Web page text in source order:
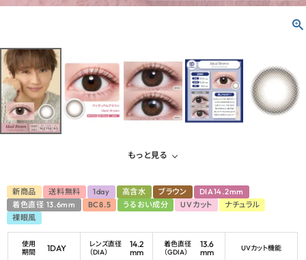
もっと見る
新商品 送料無料 1day 高含水 ブラウン
DIA14.2mm
着色直径 13.6mm
BC8.5 うるおい成分 UVカット
ナチュラル
裸眼風
使用
期間
1DAY
レンズ直径
（DIA）
14.2
mm
着色直径
（GDIA）
13.6
mm
UVカット機能